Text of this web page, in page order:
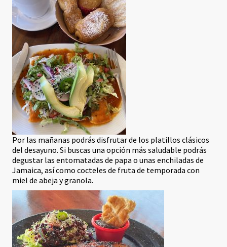
Por las mañanas podrás disfrutar de los platillos clásicos
del desayuno. Si buscas una opción más saludable podrás
degustar las entomatadas de papa o unas enchiladas de
Jamaica, así como cocteles de fruta de temporada con
miel de abeja y granola.